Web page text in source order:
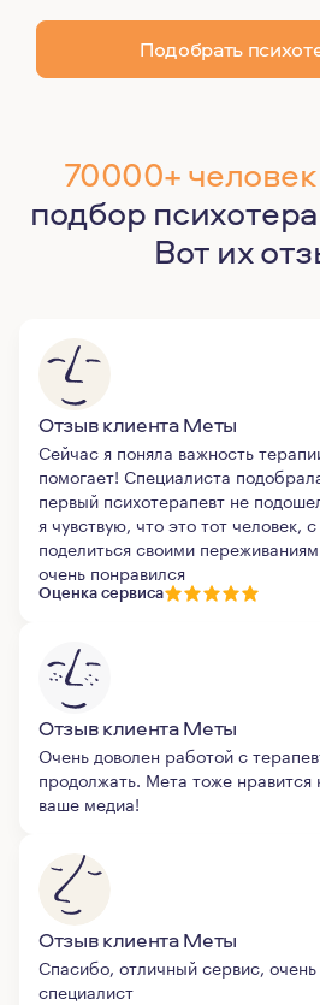
Подобрать
70000+ человек
подбор
Вот их
Отзыв клиента Меты
Сейчас я поняла важность
помогает! Специалиста
первый психотерапевт не
я чувствую, что это тот человек,
поделиться своими
очень понравился
Оценка сервиса
Отзыв клиента Меты
Очень доволен работой с
продолжать. Мета тоже нравится
ваше медиа!
Отзыв клиента Меты
Спасибо, отличный сервис,
специалист